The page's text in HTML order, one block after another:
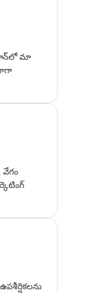
మా
వేగం